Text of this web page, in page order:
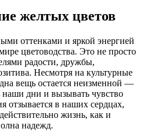
желтых цветов
оттенками и яркой энергией
цветоводства. Это не просто
радости, дружбы,
Несмотря на культурные
вещь остается неизменной —
наши дни и вызывать чувство
отзывается в наших сердцах,
жизнь, как и
надежд.